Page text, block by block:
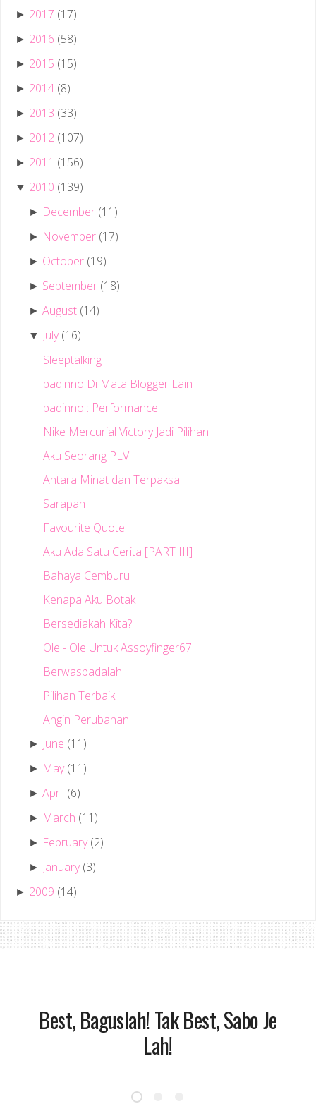
► 2017 (17)
► 2016 (58)
► 2015 (15)
► 2014 (8)
► 2013 (33)
► 2012 (107)
► 2011 (156)
▼ 2010 (139)
► December (11)
► November (17)
► October (19)
► September (18)
►August (14)
▼ July (16)
Sleeptalking
padinno Di Mata Blogger Lain
padinno : Performance
Nike Mercurial Victory Jadi Pilihan
Aku Seorang PLV
Antara Minat dan Terpaksa
Sarapan
Favourite Quote
Aku Ada Satu Cerita [PART III]
Bahaya Cemburu
Kenapa Aku Botak
Bersediakah Kita?
Ole - Ole Untuk Assoyfinger67
Berwaspadalah
Pilihan Terbaik
Angin Perubahan
► June (11)
► May (11)
►April (6)
► March (11)
► February (2)
► January (3)
► 2009 (14)
Best, Baguslah! Tak Best, Sabo Je
Lah!